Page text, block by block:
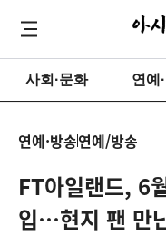
사회·문화 연예
연예·방송연예/방송
FT아일랜드, 6
입…현지 팬 만